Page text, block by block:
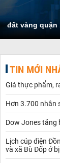
đất vàng quận
TIN MỚI
Giá thực phẩm,
Hơn 3.700 nhân
Dow Jones tăng
Lịch cúp điện
và xã Bù Đốp ở